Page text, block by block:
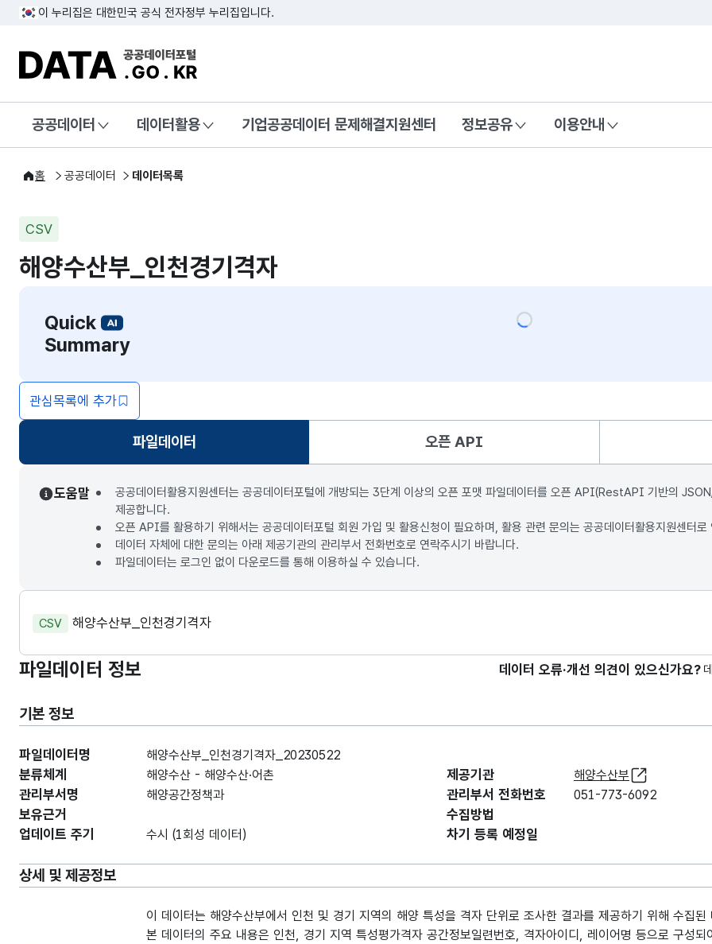
이 누리집은 대한민국 공식 전자정부 누리집입니다.
DATA.GO.KR 공공데이터포털
공공데이터 데이터활용 기업공공데이터 문제해결지원센터 정보공유 이용안내
홈 공공데이터 데이터목록
CSV
해양수산부_인천경기격자
Quick
Summary
관심목록에 추가
파일데이터
선택됨
오픈 API
도움말
공공데이터활용지원센터는 공공데이터포털에 개방되는 3단계 이상의 오픈 포맷 파일데이터를 오픈 API(RestAPI 기반의
제공합니다.
오픈 API를 활용하기 위해서는 공공데이터포털 회원 가입 및 활용신청이 필요하며, 활용 관련 문의는 공공데이터활용지원센터로
데이터 자체에 대한 문의는 아래 제공기관의 관리부서 전화번호로 연락주시기 바랍니다.
파일데이터는 로그인 없이 다운로드를 통해 이용하실 수 있습니다.
CSV 해양수산부_인천경기격자
파일데이터 정보 데이터 오류·개선 의견이 있으신가요?
기본 정보
파일데이터명 해양수산부_인천경기격자_20230522
분류체계 해양수산 - 해양수산·어촌 제공기관 해양수산부
관리부서명 해양공간정책과 관리부서 전화번호 051-773-6092
보유근거
수집방법
업데이트 주기
수시 (1회성 데이터) 차기 등록 예정일
상세 및 제공정보
이 데이터는 해양수산부에서 인천 및 경기 지역의 해양 특성을 격자 단위로 조사한 결과를 제공하기 위해 수집된
본 데이터의 주요 내용은 인천, 경기 지역 특성평가격자 공간정보일련번호, 격자아이디, 레이어명 등으로 구성되